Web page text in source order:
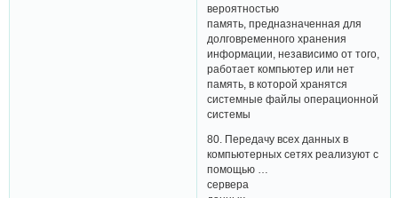
вероятностью
память, предназначенная для
долговременного хранения
информации, независимо от того,
работает компьютер или нет
память, в которой хранятся
системные файлы операционной
системы
80. Передачу всех данных в
компьютерных сетях реализуют с
помощью …
сервера